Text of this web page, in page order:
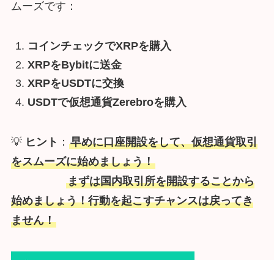
ムーズです：
コインチェックでXRPを購入
XRPをBybitに送金
XRPをUSDTに交換
USDTで仮想通貨Zerebroを購入
💡 ヒント ： 早めに口座開設をして、仮想通貨取引
をスムーズに始めましょう！
まずは国内取引所を開設することから
始めましょう！行動を起こすチャンスは戻ってき
ません！